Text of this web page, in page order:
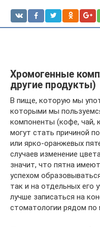
Хромогенные
другие продукты)
В пище, которую мы
которыми мы
компоненты (кофе, чай,
могут стать причиной
или ярко-оранжевых
случаев изменение
значит, что пятна
успехом
так и на отдельных его
лучше записаться на
стоматологии рядом по